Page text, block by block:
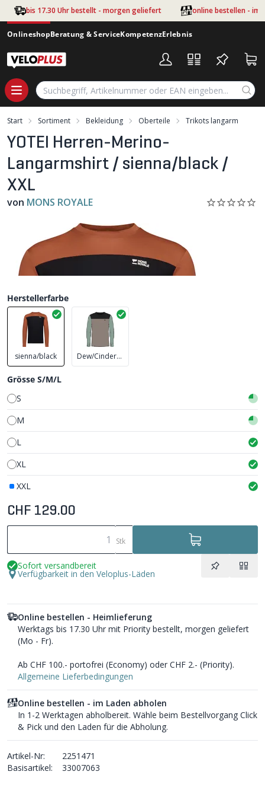
Zum Hauptinhalt springen
bis 17.30 Uhr bestellt - morgen geliefert online bestellen - im
OnlineshopBeratung & ServiceKompetenzErlebnis
Start Sortiment Bekleidung Oberteile Trikots langarm
YOTEI Herren-Merino-
Langarmshirt / sienna/black /
XXL
von MONS ROYALE
Herstellerfarbe
sienna/black Dew/Cinder/Black
Grösse S/M/L
S
M
L
XL
XXL
CHF 129.00
Stk
Sofort versandbereit
Verfügbarkeit in den Veloplus-Läden
Online bestellen - Heimlieferung
Werktags bis 17.30 Uhr mit Priority bestellt, morgen geliefert
(Mo - Fr).
Ab CHF 100.- portofrei (Economy) oder CHF 2.- (Priority).
Allgemeine Lieferbedingungen
Online bestellen - im Laden abholen
In 1-2 Werktagen abholbereit. Wähle beim Bestellvorgang Click
& Pick und den Laden für die Abholung.
Artikel-Nr:
2251471
Basisartikel:
33007063